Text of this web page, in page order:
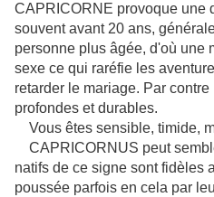
CAPRICORNE provoque une
souvent avant 20 ans,
personne plus âgée, d'où une
sexe ce qui raréfie les
retarder le mariage. Par
profondes et durables.
Vous êtes sensible, timide,
CAPRICORNUS peut
natifs de ce signe sont fidèles
poussée parfois en cela par